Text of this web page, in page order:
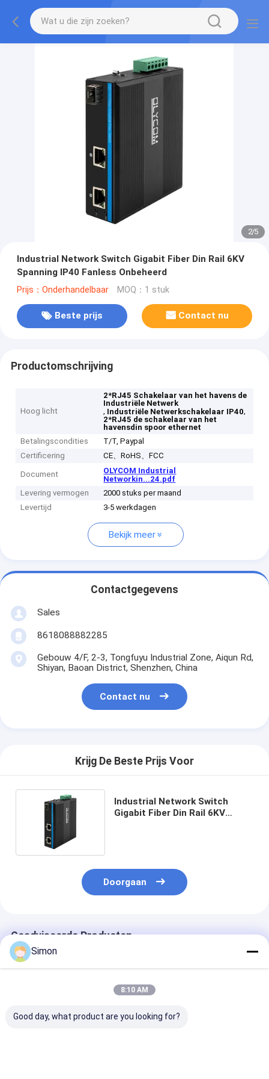
2/5
Industrial Network Switch Gigabit Fiber Din Rail 6KV
Spanning IP40 Fanless Onbeheerd
Prijs：Onderhandelbaar MOQ：1 stuk
Beste prijs Contact nu
Productomschrijving
Hoog licht
2*RJ45 Schakelaar van het havens de
Industriële Netwerk
, Industriële Netwerkschakelaar IP40,
2*RJ45 de schakelaar van het
havensdin spoor ethernet
Betalingscondities
T/T, Paypal
Certificering
CE、RoHS、FCC
Document
OLYCOM Industrial
Networkin...24.pdf
Levering vermogen
2000 stuks per maand
Levertijd
3-5 werkdagen
Bekijk meer
Contactgegevens
Sales
8618088882285
Gebouw 4/F, 2-3, Tongfuyu Industrial Zone, Aiqun Rd,
Shiyan, Baoan District, Shenzhen, China
Contact nu
Krijg De Beste Prijs Voor
Industrial Network Switch
Gigabit Fiber Din Rail 6KV
Doorgaan
Geadviseerde Producten
Simon
8:10 AM
Good day, what product are you looking for?